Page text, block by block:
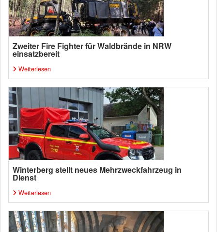
Zweiter Fire Fighter für Waldbrände in NRW
einsatzbereit
Weiterlesen
Winterberg stellt neues Mehrzweckfahrzeug in
Dienst
Weiterlesen